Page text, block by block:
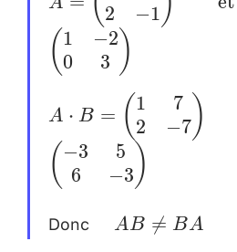
\begin{pmatrix}
1 & 3 \\ 2 & -1
\\
\end{pmatrix}
\quad \quad
\text{et}
\quad\quad B=
\begin{pmatrix}
1 & -2 \\ 0 & 3
2
−1
(1
0
−2
3 )
A\cdot B=
\begin{pmatrix}
1 & 7 \\ 2 & -7
\\
\end{pmatrix}
A ⋅ B = ( 1
2
7
−7)
( −3
6
5
−3 )
Donc
\quad
AB 
= BA